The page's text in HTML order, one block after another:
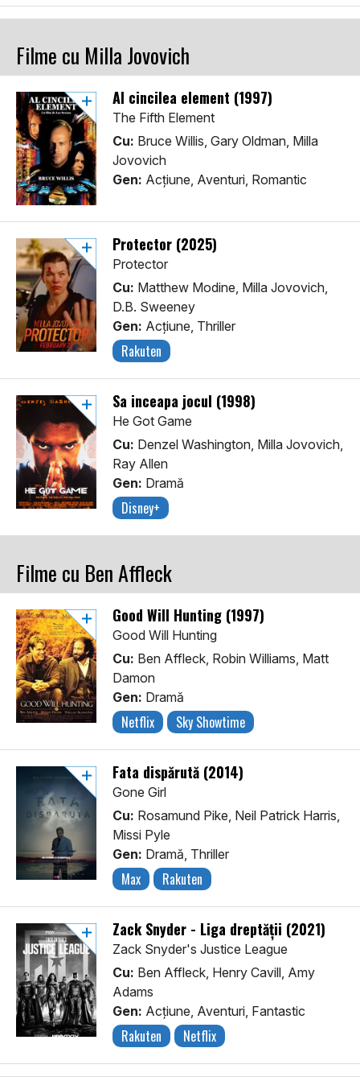
Filme cu Milla Jovovich
Al cincilea element (1997)
The Fifth Element
Cu: Bruce Willis, Gary Oldman, Milla
Jovovich
Gen: Acţiune, Aventuri, Romantic
Protector (2025)
Protector
Cu: Matthew Modine, Milla Jovovich,
D.B. Sweeney
Gen: Acţiune, Thriller
Rakuten
Sa inceapa jocul (1998)
He Got Game
Cu: Denzel Washington, Milla Jovovich,
Ray Allen
Gen: Dramă
Disney+
Filme cu Ben Affleck
Good Will Hunting (1997)
Good Will Hunting
Cu: Ben Affleck, Robin Williams, Matt
Damon
Gen: Dramă
Netflix Sky Showtime
Fata dispărută (2014)
Gone Girl
Cu: Rosamund Pike, Neil Patrick Harris,
Missi Pyle
Gen: Dramă, Thriller
Max Rakuten
Zack Snyder - Liga dreptății (2021)
Zack Snyder's Justice League
Cu: Ben Affleck, Henry Cavill, Amy
Adams
Gen: Acţiune, Aventuri, Fantastic
Rakuten Netflix